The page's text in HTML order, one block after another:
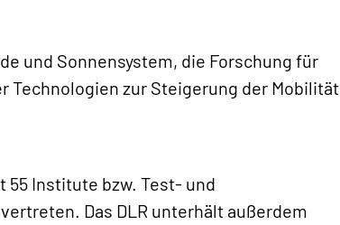
und Sonnensystem, die Forschung für
zur Steigerung der Mobilität
55 Institute bzw. Test- und
Das DLR unterhält außerdem